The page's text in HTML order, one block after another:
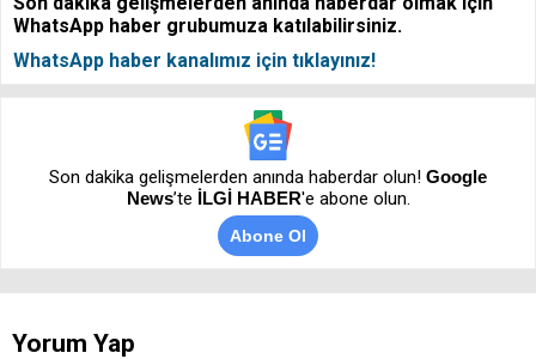
WhatsApp haber grubumuza katılabilirsiniz.
WhatsApp haber kanalımız için tıklayınız!
Son dakika gelişmelerden anında haberdar olun! Google
News’te İLGİ HABER'e abone olun.
Abone Ol
Yorum Yap